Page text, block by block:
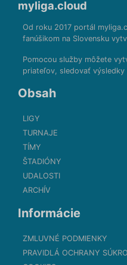
myliga.cloud
Od roku 2017 portál
fanúšikom na Slovensku
Pomocou služby môžete
priateľov, sledovať
Obsah
LIGY
TURNAJE
TÍMY
ŠTADIÓNY
UDALOSTI
ARCHÍV
Informácie
ZMLUVNÉ PODMIENKY
PRAVIDLÁ OCHRANY